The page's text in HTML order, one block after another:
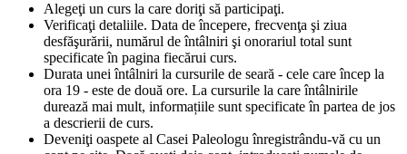
Alegeţi un curs la care doriţi să participaţi.
Verificaţi detaliile. Data de începere, frecvenţa şi ziua
desfăşurării, numărul de întâlniri şi onorariul total sunt
specificate în pagina fiecărui curs.
Durata unei întâlniri la cursurile de seară - cele care încep la
ora 19 - este de două ore. La cursurile la care întâlnirile
durează mai mult, informațiile sunt specificate în partea de jos
a descrierii de curs.
Deveniţi oaspete al Casei Paleologu înregistrându-vă cu un